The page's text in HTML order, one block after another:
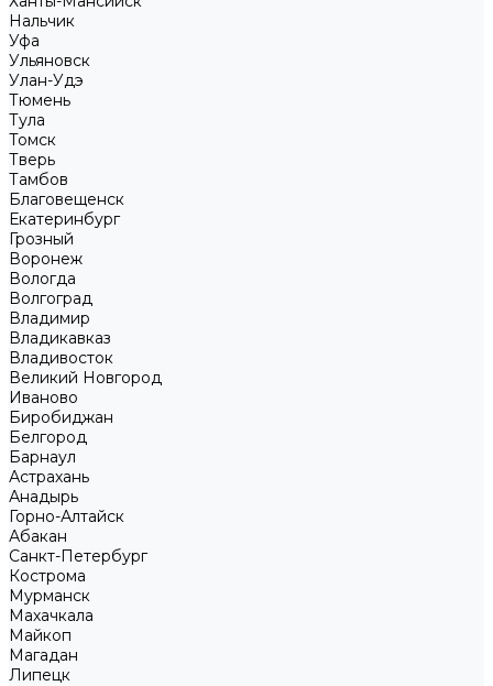
Нальчик
Уфа
Ульяновск
Улан-Удэ
Тюмень
Тула
Томск
Тверь
Тамбов
Благовещенск
Екатеринбург
Грозный
Воронеж
Вологда
Волгоград
Владимир
Владикавказ
Владивосток
Великий Новгород
Иваново
Биробиджан
Белгород
Барнаул
Астрахань
Анадырь
Горно-Алтайск
Абакан
Санкт-Петербург
Кострома
Мурманск
Махачкала
Майкоп
Магадан
Липецк